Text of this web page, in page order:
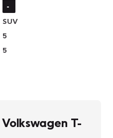
-
SUV
5
5
T-